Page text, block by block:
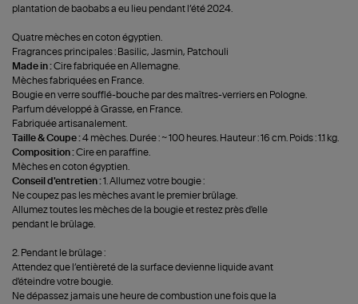
plantation de baobabs a eu lieu pendant l’été 2024.
Quatre mèches en coton égyptien.
Fragrances principales : Basilic, Jasmin, Patchouli
Made in :Cire fabriquée en Allemagne.
Mèches fabriquées en France.
Bougie en verre soufflé-bouche par des maîtres-verriers en Pologne.
Parfum développé à Grasse, en France.
Fabriquée artisanalement.
Taille & Coupe :4 mèches. Durée : ~ 100 heures. Hauteur : 16 cm. Poids : 1.1 kg.
Composition :Cire en paraffine.
Mèches en coton égyptien.
Conseil d'entretien :1. Allumez votre bougie :
Ne coupez pas les mèches avant le premier brûlage.
Allumez toutes les mèches de la bougie et restez près d'elle
pendant le brûlage.
2. Pendant le brûlage :
Attendez que l’entièreté de la surface devienne liquide avant
d'éteindre votre bougie.
Ne dépassez jamais une heure de combustion une fois que la